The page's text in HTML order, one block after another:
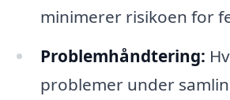
minimerer risikoen for
Problemhåndtering:
problemer under